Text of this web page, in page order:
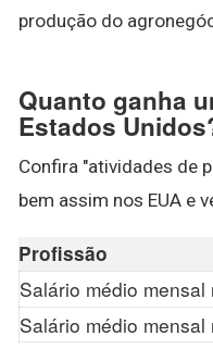
produção do
Quanto ganha
Estados
Confira "atividades de
bem assim nos EUA e
Profissão
Salário médio mensal
Salário médio mensal